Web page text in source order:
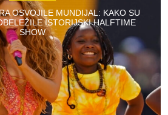
OSVOJILE MUNDIJAL: KAKO SU
ISTORIJSKI HALFTIME
SHOW